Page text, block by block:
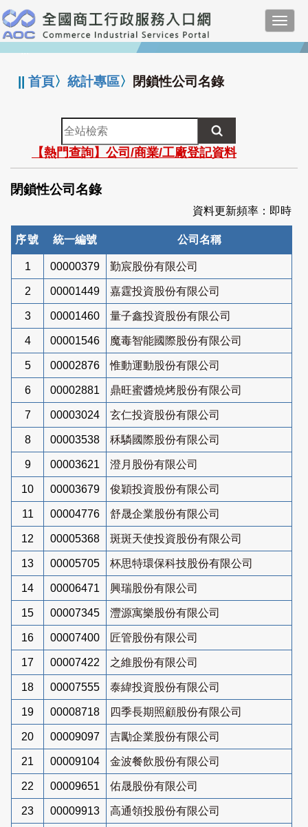
跳
到
主
要
:::
||首頁〉統計專區〉 閉鎖性公司名錄
全
站
檢
索
【熱門查詢】公司/商業/工廠登記資料
閉鎖性公司名錄
資料更新頻率：即時
序號 統一編號 公司名稱
1 00000379 勤宸股份有限公司
2 00001449 嘉霆投資股份有限公司
3 00001460 量子鑫投資股份有限公司
4 00001546 魔毒智能國際股份有限公司
5 00002876 惟動運動股份有限公司
6 00002881 鼎旺蜜醬燒烤股份有限公司
7 00003024 玄仁投資股份有限公司
8 00003538 秝驎國際股份有限公司
9 00003621 澄月股份有限公司
10 00003679 俊穎投資股份有限公司
11 00004776 舒晟企業股份有限公司
12 00005368 斑斑天使投資股份有限公司
13 00005705 杯思特環保科技股份有限公司
14 00006471 興瑞股份有限公司
15 00007345 灃源寓樂股份有限公司
16 00007400 匠管股份有限公司
17 00007422 之維股份有限公司
18 00007555 泰緯投資股份有限公司
19 00008718 四季長期照顧股份有限公司
20 00009097 吉勵企業股份有限公司
21 00009104 金波餐飲股份有限公司
22 00009651 佑晟股份有限公司
23 00009913 高通領投股份有限公司